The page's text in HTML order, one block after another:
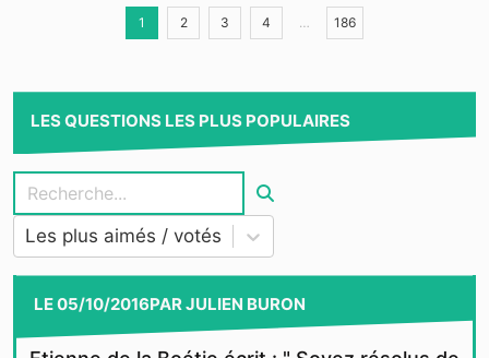
1 2 3 4 … 186
LES QUESTIONS LES PLUS POPULAIRES
Les plus aimés / votés
LE05/10/2016PARJULIEN BURON